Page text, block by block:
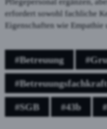
erfordert sowohl fachliche
Eigenschaften wie Empathie
#Betreuung
#Betreuungsfachkraft
#SGB #43b